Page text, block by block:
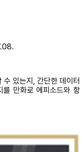
있는지, 간단한 데이터
를 만화로 에피소드와 함